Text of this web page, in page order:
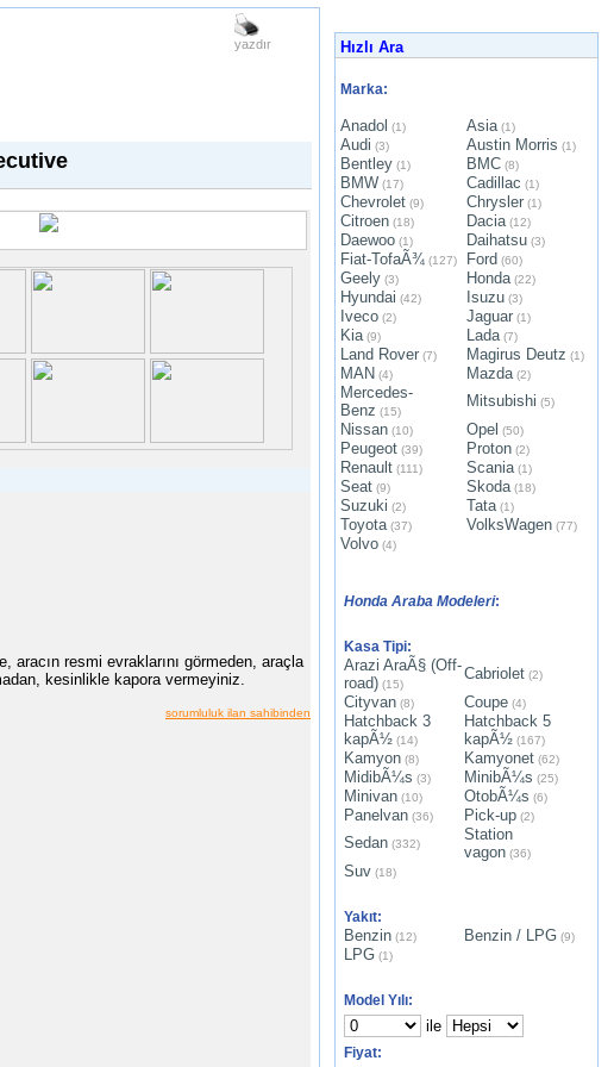
yazdır
aracın resmi evraklarını görmeden, araçla
kesinlikle kapora vermeyiniz.
sorumluluk ilan sahibinden
Hızlı Ara
Marka:
Anadol (1) Asia (1)
Audi (3) Austin Morris (1)
Bentley (1) BMC (8)
BMW (17) Cadillac (1)
Chevrolet (9) Chrysler (1)
Citroen (18) Dacia (12)
Daewoo (1) Daihatsu (3)
Fiat-TofaÃ¾ (127) Ford (60)
Geely (3) Honda (22)
Hyundai (42) Isuzu (3)
Iveco (2) Jaguar (1)
Kia (9) Lada (7)
Land Rover (7) Magirus Deutz (1)
MAN (4) Mazda (2)
Mercedes-
Benz (15)
Mitsubishi (5)
Nissan (10) Opel (50)
Peugeot (39) Proton (2)
Renault (111) Scania (1)
Seat (9) Skoda (18)
Suzuki (2) Tata (1)
Toyota (37) VolksWagen (77)
Volvo (4)
Honda Araba Modeleri:
Kasa Tipi:
Arazi AraÃ§ (Off-
road) (15)
Cabriolet (2)
Cityvan (8) Coupe (4)
Hatchback 3
kapÃ½ (14)
Hatchback 5
kapÃ½ (167)
Kamyon (8) Kamyonet (62)
MidibÃ¼s (3) MinibÃ¼s (25)
Minivan (10) OtobÃ¼s (6)
Panelvan (36) Pick-up (2)
Sedan (332)
Station
vagon (36)
Suv (18)
Yakıt:
Benzin (12) Benzin / LPG (9)
LPG (1)
Model Yılı:
ile
Fiyat: